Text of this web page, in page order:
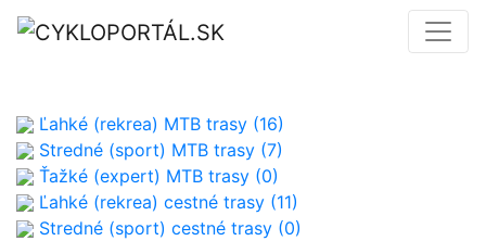
Ľahké (rekrea) MTB trasy (16)
Stredné (sport) MTB trasy (7)
Ťažké (expert) MTB trasy (0)
Ľahké (rekrea) cestné trasy (11)
Stredné (sport) cestné trasy (0)